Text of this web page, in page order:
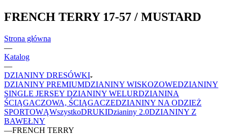
FRENCH TERRY 17-57 / MUSTARD
Strona główna
—
Katalog
—
DZIANINY DRESÓWKI
DZIANINY PREMIUMDZIANINY WISKOZOWEDZIANINY
SINGLE JERSEY DZIANINY WELURDZIANINA
ŚCIĄGACZOWA, ŚCIĄGACZEDZIANINY NA ODZIEŻ
SPORTOWĄWszystkoDRUKIDzianiny 2.0DZIANINY Z
BAWEŁNY
—FRENCH TERRY